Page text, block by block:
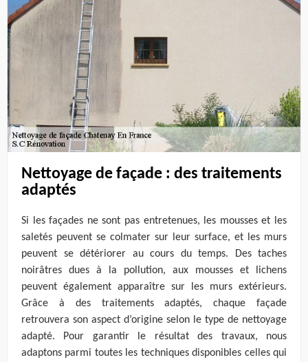
Nettoyage de façade : des traitements
adaptés
Si les façades ne sont pas entretenues, les mousses et les
saletés peuvent se colmater sur leur surface, et les murs
peuvent se détériorer au cours du temps. Des taches
noirâtres dues à la pollution, aux mousses et lichens
peuvent également apparaître sur les murs extérieurs.
Grâce à des traitements adaptés, chaque façade
retrouvera son aspect d’origine selon le type de nettoyage
adapté. Pour garantir le résultat des travaux, nous
adaptons parmi toutes les techniques disponibles celles qui